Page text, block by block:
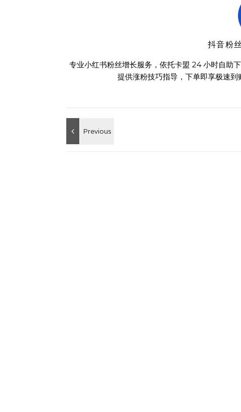
抖音粉
专业小红书粉丝增长服务，依托卡盟 24 小时自助
提供涨粉技巧指导，下单即享极速到